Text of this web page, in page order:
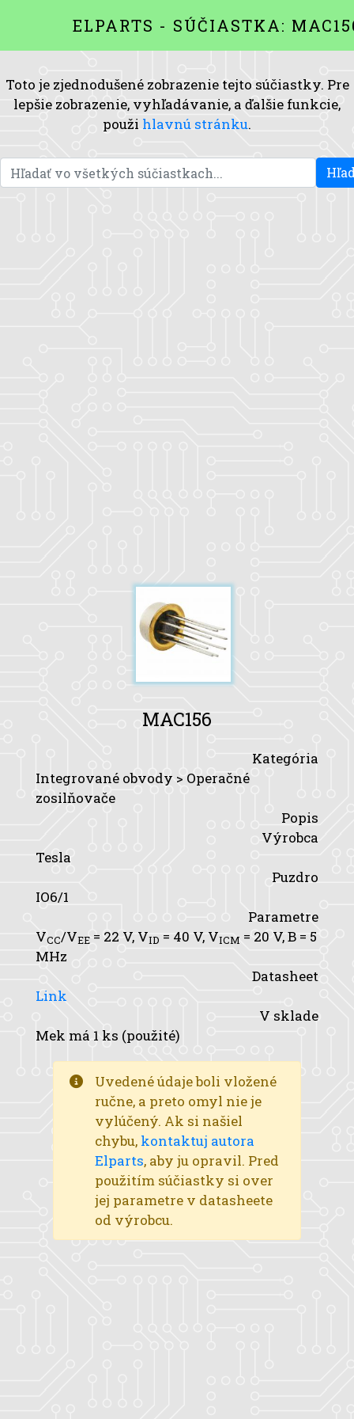
ELPARTS - SÚČIASTKA:
Toto je zjednodušené zobrazenie tejto súčiastky. Pre
lepšie zobrazenie, vyhľadávanie, a ďalšie funkcie,
použi hlavnú stránku.
MAC156
Kategória
Integrované obvody > Operačné
zosilňovače
Popis
Výrobca
Tesla
Puzdro
IO6/1
Parametre
VCC/VEE = 22 V, VID = 40 V, VICM = 20 V,B = 5
MHz
Datasheet
Link
V sklade
Mek má 1 ks (použité)
Uvedené údaje boli vložené
ručne, a preto omyl nie je
vylúčený. Ak si našiel
chybu, kontaktuj autora
Elparts, aby ju opravil. Pred
použitím súčiastky si over
jej parametre v datasheete
od výrobcu.